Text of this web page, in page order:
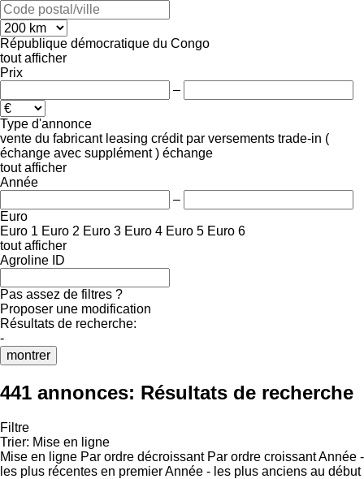
République démocratique du Congo
tout afficher
Prix
–
Type d'annonce
vente du fabricant leasing crédit par versements trade-in (
échange avec supplément ) échange
tout afficher
Année
–
Euro
Euro 1 Euro 2 Euro 3 Euro 4 Euro 5 Euro 6
tout afficher
Agroline ID
Pas assez de filtres ?
Proposer une modification
Résultats de recherche:
-
montrer
441 annonces: Résultats de recherche
Filtre
Trier: Mise en ligne
Mise en ligne Par ordre décroissant Par ordre croissantAnnée -
les plus récentes en premierAnnée - les plus anciens au début